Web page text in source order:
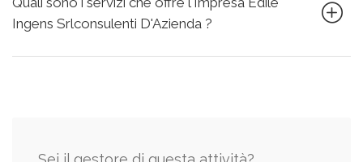
Ingens Srlconsulenti D'Azienda ?